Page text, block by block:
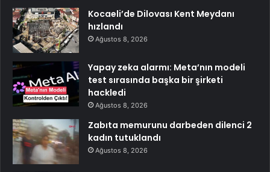
Kocaeli’de Dilovası Kent Meydanı
hızlandı
Ağustos 8, 2026
Yapay zeka alarmı: Meta’nın modeli
test sırasında başka bir şirketi
hackledi
Ağustos 8, 2026
Zabıta memurunu darbeden dilenci 2
kadın tutuklandı
Ağustos 8, 2026